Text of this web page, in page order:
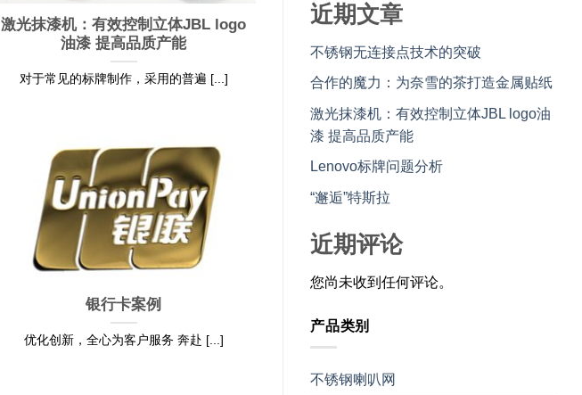
激光抹漆机：有效控制立体JBL logo
油漆 提高品质产能
对于常见的标牌制作，采用的普遍 [...]
银行卡案例
优化创新，全心为客户服务 奔赴 [...]
近期文章
不锈钢无连接点技术的突破
合作的魔力：为奈雪的茶打造金属贴纸
激光抹漆机：有效控制立体JBL logo油
漆 提高品质产能
Lenovo标牌问题分析
“邂逅”特斯拉
近期评论
您尚未收到任何评论。
产品类别
不锈钢喇叭网